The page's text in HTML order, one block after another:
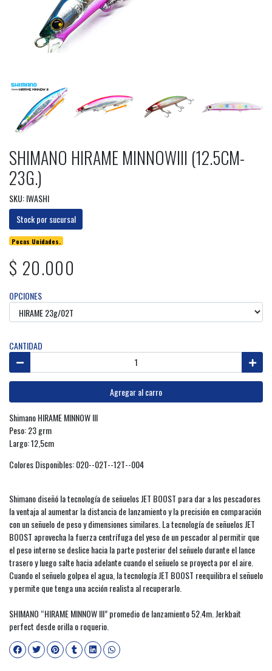
SHIMANO HIRAME MINNOWIII (12.5CM-
23G.)
SKU: IWASHI
Stock por sucursal
Pocas Unidades.
$ 20.000
OPCIONES
CANTIDAD
Agregar al carro
Shimano HIRAME MINNOW III
Peso: 23 grm
Largo: 12,5cm
Colores Disponibles: 020--02T--12T--004
Shimano diseñó la tecnología de señuelos JET BOOST para dar a los pescadores
la ventaja al aumentar la distancia de lanzamiento y la precisión en comparación
con un señuelo de peso y dimensiones similares. La tecnología de señuelos JET
BOOST aprovecha la fuerza centrífuga del yeso de un pescador al permitir que
el peso interno se deslice hacia la parte posterior del señuelo durante el lance
trasero y luego salte hacia adelante cuando el señuelo se proyecta por el aire.
Cuando el señuelo golpea el agua, la tecnología JET BOOST reequilibra el señuelo
y permite que tenga una acción realista al recuperarlo.
SHIMANO “HIRAME MINNOW III” promedio de lanzamiento 52.4m. Jerkbait
perfect desde orilla o roquerio.